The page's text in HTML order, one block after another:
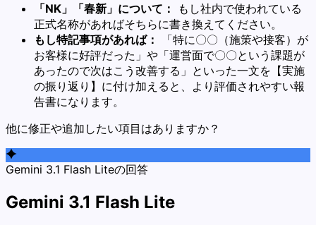
「NK」「春新」について：
もし社内で使われている
正式名称があればそちらに書き換えてください。
もし特記事項があれば：
「特に〇〇（施策や接客）が
お客様に好評だった」や「運営面で〇〇という課題が
あったので次はこう改善する」といった一文を【実施
の振り返り】に付け加えると、より評価されやすい報
告書になります。
他に修正や追加したい項目はありますか？
Gemini 3.1 Flash Liteの回答
Gemini 3.1 Flash Lite